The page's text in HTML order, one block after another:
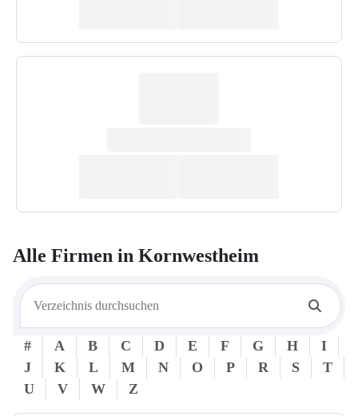
Alle Firmen in Kornwestheim
# A B C D E F G H
I
J
K L M N O P R S
T
U
V W Z